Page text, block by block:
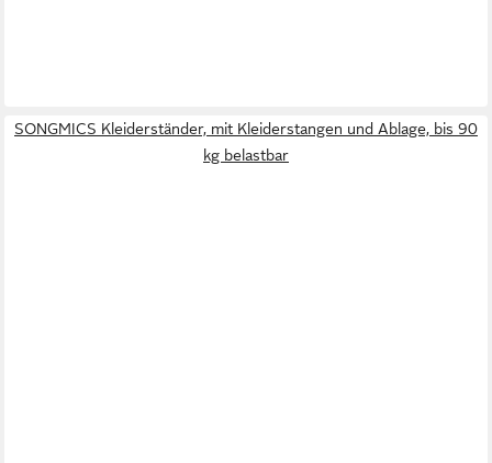
SONGMICS Kleiderständer, mit Kleiderstangen und Ablage, bis 90
kg belastbar